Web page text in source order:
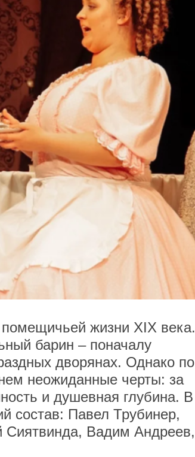
жизни XIX века.
барин – поначалу
дворянах. Однако по
неожиданные черты: за
и душевная глубина. В
состав: Павел Трубинер,
Сиятвинда, Вадим Андреев,